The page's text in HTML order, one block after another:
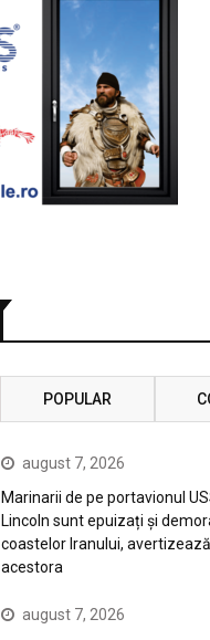
POPULAR
august 7, 2026
Marinarii de pe portavionul
Lincoln sunt epuizați și
coastelor Iranului,
acestora
august 7, 2026